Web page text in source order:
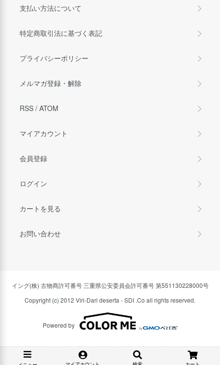
支払い方法について
特定商取引法に基づく表記
プライバシーポリシー
メルマガ登録・解除
RSS / ATOM
マイアカウント
会員登録
ログイン
カートを見る
お問い合わせ
イング(株) 古物商許可番号 三重県公安委員会許可番号 第551130228000号
Copyright (c) 2012 Viri-Dari deserta - SDI .Co all rights reserved.
Powered by